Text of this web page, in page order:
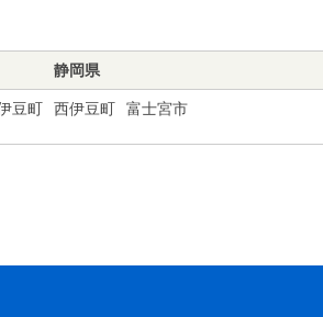
静岡県
豆町 西伊豆町 富士宮市